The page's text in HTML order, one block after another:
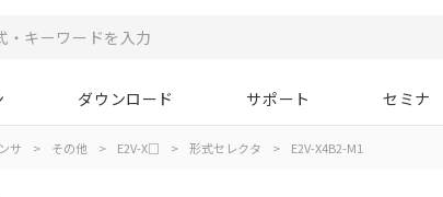
ダウンロード サポート セミナ
サ > その他 > E2V-X□ > 形式セレクタ > E2V-X4B2-M1